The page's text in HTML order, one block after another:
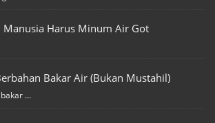
Manusia Harus Minum Air Got
Bakar Air (Bukan Mustahil)
...